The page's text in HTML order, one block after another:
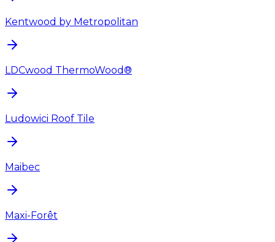
Kentwood by Metropolitan
LDCwood ThermoWood®
Ludowici Roof Tile
Maibec
Maxi-Forêt